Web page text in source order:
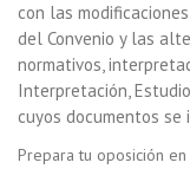
con las
del Convenio y las
normativos,
Interpretación,
cuyos documentos
Prepara tu oposición en